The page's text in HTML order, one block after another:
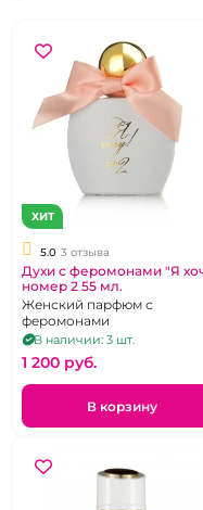
ХИТ
5.0 3 отзыва
Духи с феромонами "Я
номер 2 55 мл.
Женский парфюм с
феромонами
В наличии: 3 шт.
1 200 pуб.
В корзину